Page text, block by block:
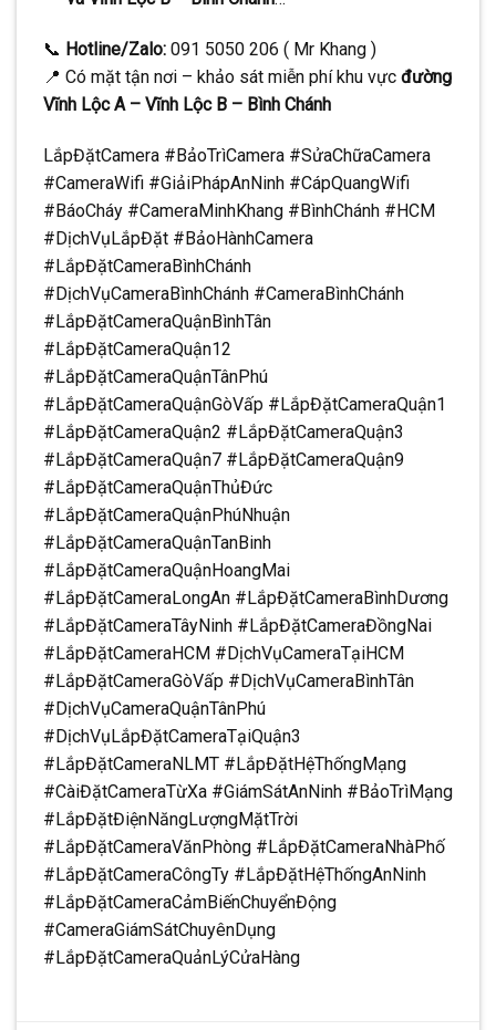
📞 Hotline/Zalo: 091 5050 206 ( Mr Khang )
📍 Có mặt tận nơi – khảo sát miễn phí khu vực đường
Vĩnh Lộc A – Vĩnh Lộc B – Bình Chánh
LắpĐặtCamera #BảoTrìCamera #SửaChữaCamera
#CameraWifi #GiảiPhápAnNinh #CápQuangWifi
#BáoCháy #CameraMinhKhang #BìnhChánh #HCM
#DịchVụLắpĐặt #BảoHànhCamera
#LắpĐặtCameraBìnhChánh
#DịchVụCameraBìnhChánh #CameraBìnhChánh
#LắpĐặtCameraQuậnBìnhTân
#LắpĐặtCameraQuận12
#LắpĐặtCameraQuậnTânPhú
#LắpĐặtCameraQuậnGòVấp #LắpĐặtCameraQuận1
#LắpĐặtCameraQuận2 #LắpĐặtCameraQuận3
#LắpĐặtCameraQuận7 #LắpĐặtCameraQuận9
#LắpĐặtCameraQuậnThủĐức
#LắpĐặtCameraQuậnPhúNhuận
#LắpĐặtCameraQuậnTanBinh
#LắpĐặtCameraQuậnHoangMai
#LắpĐặtCameraLongAn #LắpĐặtCameraBìnhDương
#LắpĐặtCameraTâyNinh #LắpĐặtCameraĐồngNai
#LắpĐặtCameraHCM #DịchVụCameraTạiHCM
#LắpĐặtCameraGòVấp #DịchVụCameraBìnhTân
#DịchVụCameraQuậnTânPhú
#DịchVụLắpĐặtCameraTạiQuận3
#LắpĐặtCameraNLMT #LắpĐặtHệThốngMạng
#CàiĐặtCameraTừXa #GiámSátAnNinh #BảoTrìMạng
#LắpĐặtĐiệnNăngLượngMặtTrời
#LắpĐặtCameraVănPhòng #LắpĐặtCameraNhàPhố
#LắpĐặtCameraCôngTy #LắpĐặtHệThốngAnNinh
#LắpĐặtCameraCảmBiếnChuyểnĐộng
#CameraGiámSátChuyênDụng
#LắpĐặtCameraQuảnLýCửaHàng